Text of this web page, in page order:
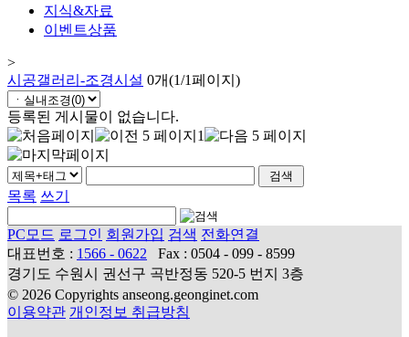
지식&자료
이벤트상품
>
시공갤러리-조경시설 0개(1/1페이지)
등록된 게시물이 없습니다.
1
목록 쓰기
PC모드 로그인 회원가입 검색 전화연결
대표번호 : 1566 - 0622
Fax : 0504 - 099 - 8599
경기도 수원시 권선구 곡반정동 520-5 번지 3층
© 2026 Copyrights anseong.geonginet.com
이용약관 개인정보 취급방침